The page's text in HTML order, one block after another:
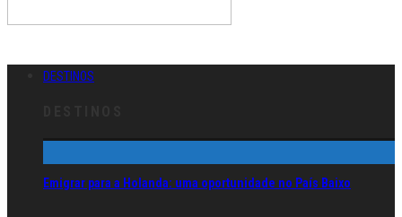
DESTINOS
Emigrar para a Holanda: uma oportunidade no País Baixo